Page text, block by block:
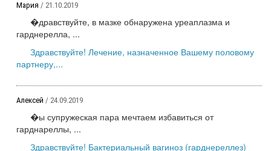
Мария / 21.10.2019
�дравствуйте, в мазке обнаружена уреаплазма и
гарднерелла, ...
Здравствуйте! Лечение, назначенное Вашему половому
партнеру,...
Алексей / 24.09.2019
�ы супружеская пара мечтаем избавиться от
гарднареллы, ...
Здравствуйте! Бактериальный вагиноз (гарднереллез)